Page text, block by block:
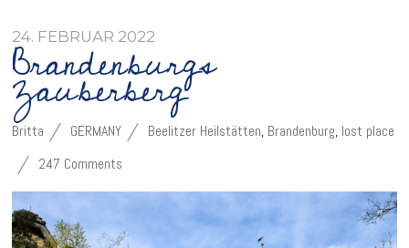
24. FEBRUAR 2022
Brandenburgs
Zauberberg
Britta GERMANY Beelitzer Heilstätten, Brandenburg, lost place
247 Comments